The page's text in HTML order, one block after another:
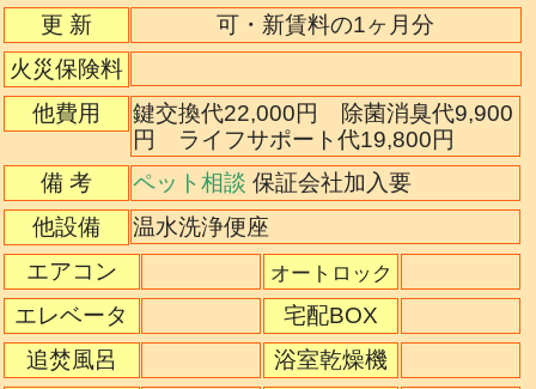
更 新
可・新賃料の1ヶ月分
火災保険料
他費用
鍵交換代22,000円 除菌消臭代9,900
円 ライフサポート代19,800円
備 考
ペット相談 保証会社加入要
他設備
温水洗浄便座
エアコン
オートロック
エレベータ
宅配BOX
追焚風呂
浴室乾燥機